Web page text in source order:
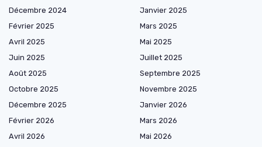
Décembre 2024
Janvier 2025
Février 2025
Mars 2025
Avril 2025
Mai 2025
Juin 2025
Juillet 2025
Août 2025
Septembre 2025
Octobre 2025
Novembre 2025
Décembre 2025
Janvier 2026
Février 2026
Mars 2026
Avril 2026
Mai 2026